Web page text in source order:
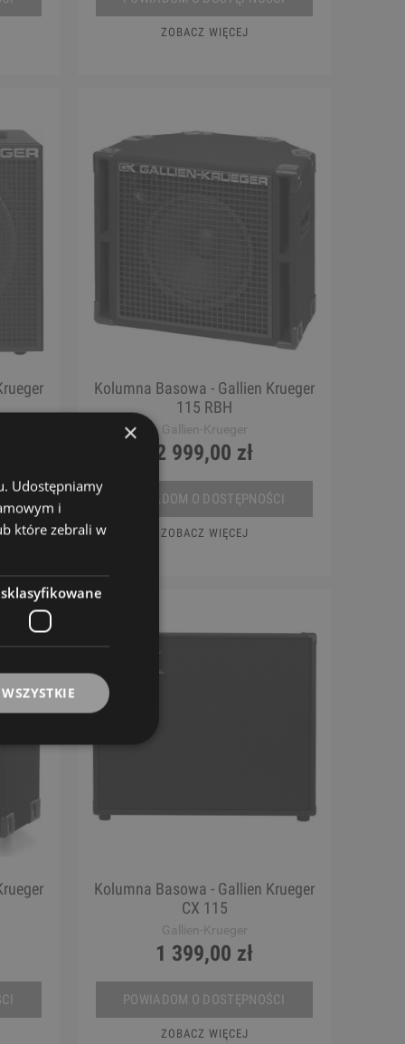
ZOBACZ WIĘCEJ
Kolumna Basowa - Gallien Krueger
115 RBH
Gallien-Krueger
2 999,00 zł
POWIADOM O DOSTĘPNOŚCI
ZOBACZ WIĘCEJ
Kolumna Basowa - Gallien Krueger
CX 115
Gallien-Krueger
1 399,00 zł
POWIADOM O DOSTĘPNOŚCI
ZOBACZ WIĘCEJ
×
Udostępniamy
i
które zebrali w